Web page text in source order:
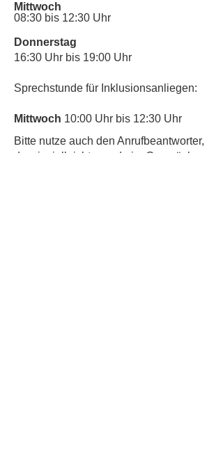
Mittwoch
08:30 bis 12:30 Uhr
Donnerstag
16:30 Uhr bis 19:00 Uhr
Sprechstunde für Inklusionsanliegen:
Mittwoch 10:00 Uhr bis 12:30 Uhr
​Bitte nutze auch den Anrufbeantworter,
da wir vielleicht gerade im Gespräch